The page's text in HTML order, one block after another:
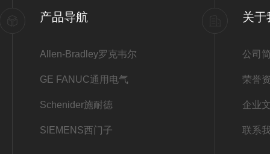
产品导航
Allen-Bradley罗克韦尔
GE FANUC通用电气
Schenider施耐德
SIEMENS西门子
关于
公司
荣誉
企业
联系